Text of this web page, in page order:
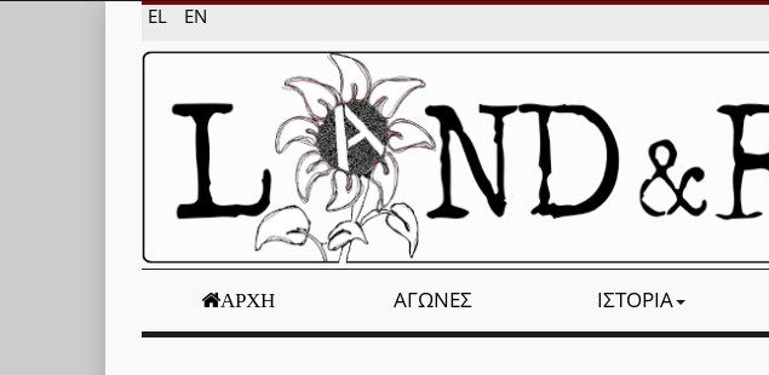
EL EN
ΑΡΧΉ ΑΓΏΝΕΣ ΙΣΤΟΡΊΑ